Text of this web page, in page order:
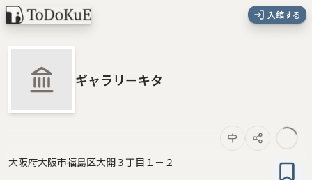
入館する
ギャラリーキタ
大阪府大阪市福島区大開３丁目１－２